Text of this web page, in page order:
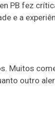
PB fez
e a
Muitos
outro